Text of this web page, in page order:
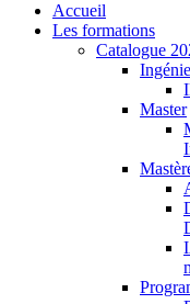
Accueil
Les formations
Catalogue
Master